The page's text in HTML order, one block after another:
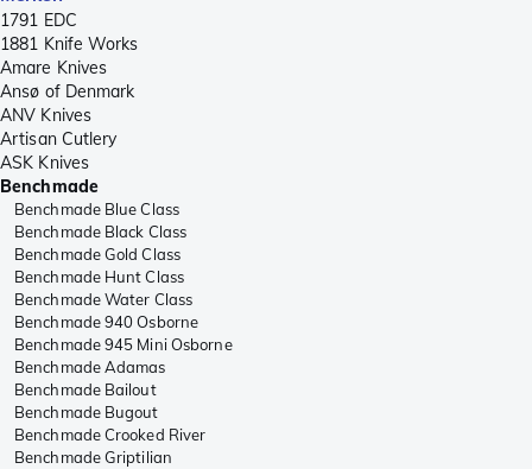
1791 EDC
1881 Knife Works
Amare Knives
Ansø of Denmark
ANV Knives
Artisan Cutlery
ASK Knives
Benchmade
Benchmade Blue Class
Benchmade Black Class
Benchmade Gold Class
Benchmade Hunt Class
Benchmade Water Class
Benchmade 940 Osborne
Benchmade 945 Mini Osborne
Benchmade Adamas
Benchmade Bailout
Benchmade Bugout
Benchmade Crooked River
Benchmade Griptilian